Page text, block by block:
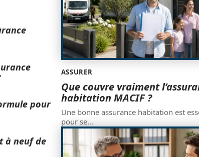
pour
à neuf de
ASSURER
Que couvre vraiment
habitation MACIF ?
Une bonne assurance habitation est
pour se…